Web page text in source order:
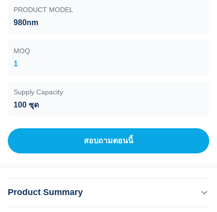
PRODUCT MODEL
980nm
MOQ
1
Supply Capacity
100 ชุด
สอบถามตอนนี้
Product Summary